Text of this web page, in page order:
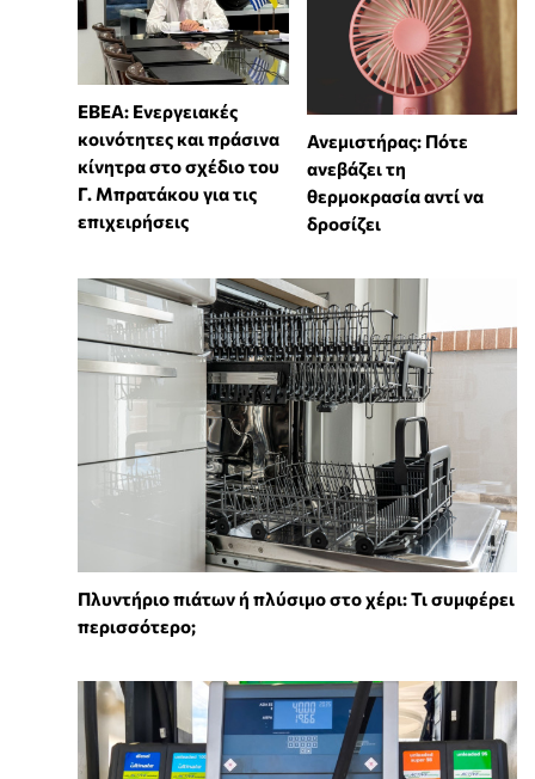
ΕΒΕΑ: Ενεργειακές
κοινότητες και πράσινα
κίνητρα στο σχέδιο του
Γ. Μπρατάκου για τις
επιχειρήσεις
Ανεμιστήρας: Πότε
ανεβάζει τη
θερμοκρασία αντί να
δροσίζει
Πλυντήριο πιάτων ή πλύσιμο στο χέρι: Τι συμφέρει
περισσότερο;